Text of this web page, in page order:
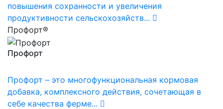
повышения сохранности и увеличения
продуктивности сельскохозяйств...
Профорт®
Профорт
Профорт – это многофункциональная кормовая
добавка, комплексного действия, сочетающая в
себе качества ферме...